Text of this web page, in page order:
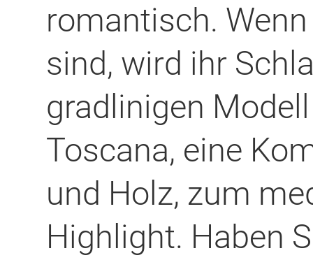
romantisch.
sind, wird ihr
gradlinigen
Toscana, eine
und Holz, zum
Highlight. Haben